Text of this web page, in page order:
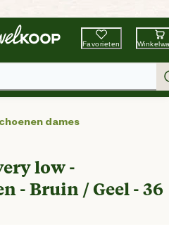
Tuin & Dier
Favorieten
dames
low -
- Bruin / Geel - 36